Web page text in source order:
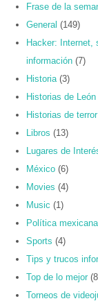
Frase de la
General (149)
Hacker: Internet,
información (7)
Historia (3)
Historias de
Historias de terror
Libros (13)
Lugares de
México (6)
Movies (4)
Music (1)
Política mexicana
Sports (4)
Tips y trucos
Top de lo mejor
Torneos de